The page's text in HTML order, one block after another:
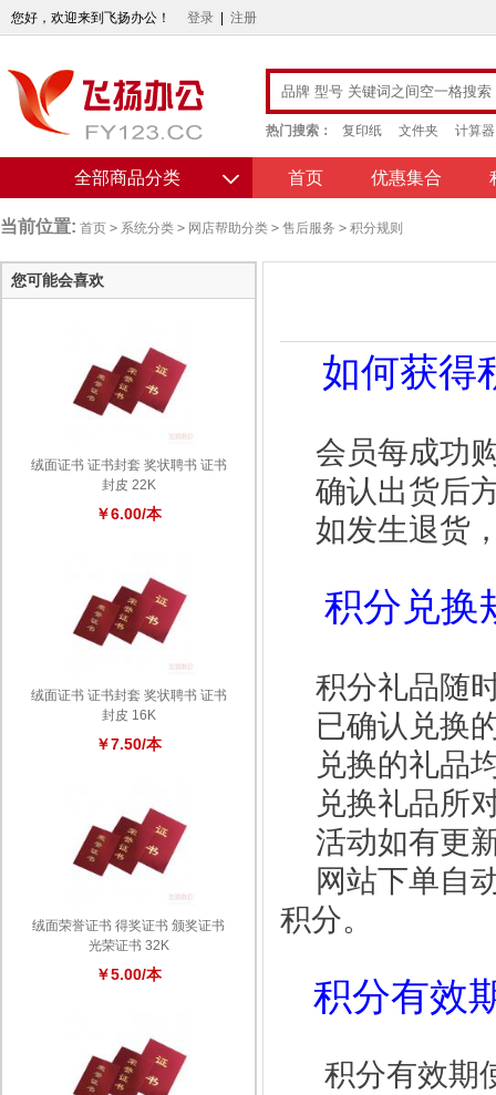
您好，欢迎来到飞扬办公！ 登录 注册
热门搜索： 复印纸 文件夹 计算器
全部商品分类 首页 优惠集合
当前位置: 首页 > 系统分类 > 网店帮助分类 > 售后服务 > 积分规则
您可能会喜欢
绒面证书 证书封套 奖状聘书 证书
封皮 22K
￥6.00/本
绒面证书 证书封套 奖状聘书 证书
封皮 16K
￥7.50/本
绒面荣誉证书 得奖证书 颁奖证书
光荣证书 32K
￥5.00/本
如何获得
会员每成功
确认出货后
如发生退货
积分兑换
积分礼品随
已确认兑换
兑换的礼品
兑换礼品所
活动如有更
网站下单自
积分。
积分有效
积分有效期